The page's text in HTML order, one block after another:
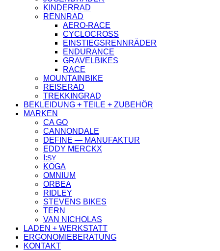
KINDERRAD
RENNRAD
AERO-RACE
CYCLOCROSS
EINSTIEGSRENNRÄDER
ENDURANCE
GRAVELBIKES
RACE
MOUNTAINBIKE
REISERAD
TREKKINGRAD
BEKLEIDUNG + TEILE + ZUBEHÖR
MARKEN
CA GO
CANNONDALE
DEFINE — MANUFAKTUR
EDDY MERCKX
I:SY
KOGA
OMNIUM
ORBEA
RIDLEY
STEVENS BIKES
TERN
VAN NICHOLAS
LADEN + WERKSTATT
ERGONOMIEBERATUNG
KONTAKT